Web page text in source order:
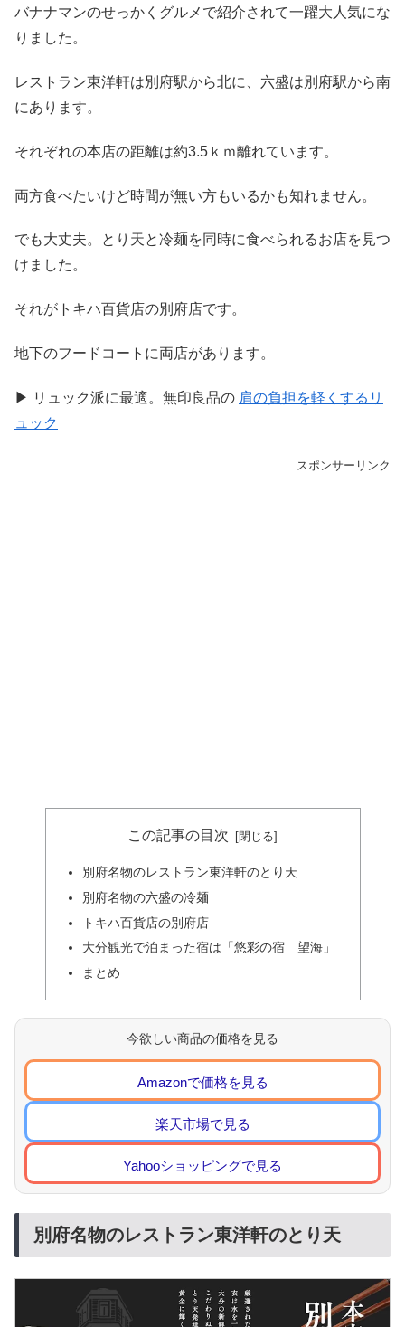
バナナマンのせっかくグルメで紹介されて一躍大人気にな
りました。
レストラン東洋軒は別府駅から北に、六盛は別府駅から南
にあります。
それぞれの本店の距離は約3.5ｋｍ離れています。
両方食べたいけど時間が無い方もいるかも知れません。
でも大丈夫。とり天と冷麺を同時に食べられるお店を見つ
けました。
それがトキハ百貨店の別府店です。
地下のフードコートに両店があります。
▶ リュック派に最適。無印良品の 肩の負担を軽くするリ
ュック
スポンサーリンク
この記事の目次
別府名物のレストラン東洋軒のとり天
別府名物の六盛の冷麺
トキハ百貨店の別府店
大分観光で泊まった宿は「悠彩の宿 望海」
まとめ
今欲しい商品の価格を見る
Amazonで価格を見る
楽天市場で見る
Yahooショッピングで見る
別府名物のレストラン東洋軒のとり天